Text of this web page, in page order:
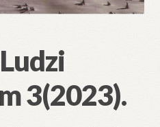
3(2023).